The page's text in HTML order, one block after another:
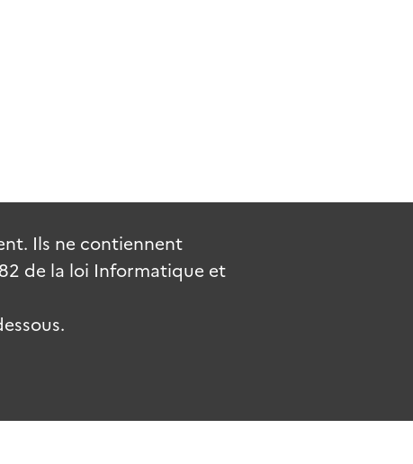
Ils ne contiennent
de la loi Informatique et